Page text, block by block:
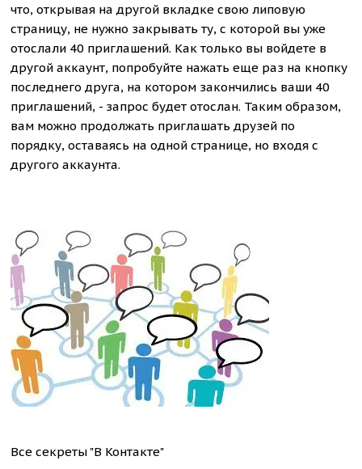
что, открывая на другой вкладке свою липовую
страницу, не нужно закрывать ту, с которой вы уже
отослали 40 приглашений. Как только вы войдете в
другой аккаунт, попробуйте нажать еще раз на кнопку
последнего друга, на котором закончились ваши 40
приглашений, - запрос будет отослан. Таким образом,
вам можно продолжать приглашать друзей по
порядку, оставаясь на одной странице, но входя с
другого аккаунта.
Все секреты "В Контакте"